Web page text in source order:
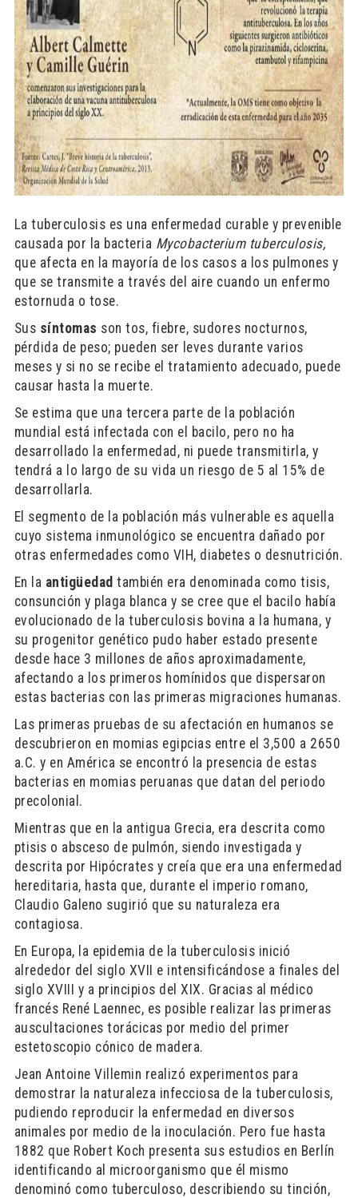
La tuberculosis es una enfermedad curable y prevenible
causada por la bacteria Mycobacterium tuberculosis,
que afecta en la mayoría de los casos a los pulmones y
que se transmite a través del aire cuando un enfermo
estornuda o tose.
Sus síntomas son tos, fiebre, sudores nocturnos,
pérdida de peso; pueden ser leves durante varios
meses y si no se recibe el tratamiento adecuado, puede
causar hasta la muerte.
Se estima que una tercera parte de la población
mundial está infectada con el bacilo, pero no ha
desarrollado la enfermedad, ni puede transmitirla, y
tendrá a lo largo de su vida un riesgo de 5 al 15% de
desarrollarla.
El segmento de la población más vulnerable es aquella
cuyo sistema inmunológico se encuentra dañado por
otras enfermedades como VIH, diabetes o desnutrición.
En la antigüedad también era denominada como tisis,
consunción y plaga blanca y se cree que el bacilo había
evolucionado de la tuberculosis bovina a la humana, y
su progenitor genético pudo haber estado presente
desde hace 3 millones de años aproximadamente,
afectando a los primeros homínidos que dispersaron
estas bacterias con las primeras migraciones humanas.
Las primeras pruebas de su afectación en humanos se
descubrieron en momias egipcias entre el 3,500 a 2650
a.C. y en América se encontró la presencia de estas
bacterias en momias peruanas que datan del periodo
precolonial.
Mientras que en la antigua Grecia, era descrita como
ptisis o absceso de pulmón, siendo investigada y
descrita por Hipócrates y creía que era una enfermedad
hereditaria, hasta que, durante el imperio romano,
Claudio Galeno sugirió que su naturaleza era
contagiosa.
En Europa, la epidemia de la tuberculosis inició
alrededor del siglo XVII e intensificándose a finales del
siglo XVIII y a principios del XIX. Gracias al médico
francés René Laennec, es posible realizar las primeras
auscultaciones torácicas por medio del primer
estetoscopio cónico de madera.
Jean Antoine Villemin realizó experimentos para
demostrar la naturaleza infecciosa de la tuberculosis,
pudiendo reproducir la enfermedad en diversos
animales por medio de la inoculación. Pero fue hasta
1882 que Robert Koch presenta sus estudios en Berlín
identificando al microorganismo que él mismo
denominó como tuberculoso, describiendo su tinción,